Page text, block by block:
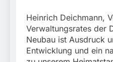
Heinrich Deichmann,
Verwaltungsrates der
Neubau ist Ausdruck
Entwicklung und ein